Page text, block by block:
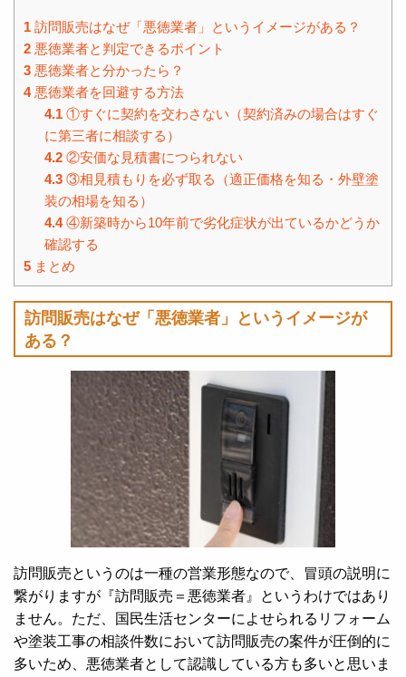
1 訪問販売はなぜ「悪徳業者」というイメージがある？
2 悪徳業者と判定できるポイント
3 悪徳業者と分かったら？
4悪徳業者を回避する方法
4.1①すぐに契約を交わさない（契約済みの場合はすぐ
に第三者に相談する）
4.2②安価な見積書につられない
4.3③相見積もりを必ず取る（適正価格を知る・外壁塗
装の相場を知る）
4.4④新築時から10年前で劣化症状が出ているかどうか
確認する
5 まとめ
訪問販売はなぜ「悪徳業者」というイメージが
ある？
訪問販売というのは一種の営業形態なので、冒頭の説明に
繋がりますが『訪問販売＝悪徳業者』というわけではあり
ません。ただ、国民生活センターによせられるリフォーム
や塗装工事の相談件数において訪問販売の案件が圧倒的に
多いため、悪徳業者として認識している方も多いと思いま